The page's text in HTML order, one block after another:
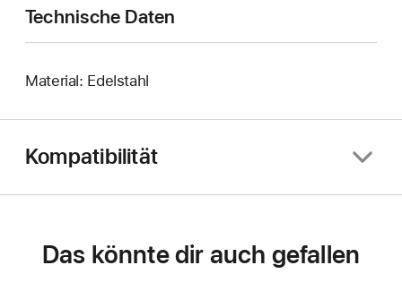
Technische Daten
Material: Edelstahl
Kompatibilität
Das könnte dir auch gefallen